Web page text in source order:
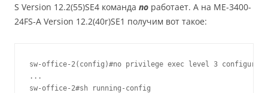
S Version 12.2(55)SE4 команда no работает. А на ME-3400-
24FS-A Version 12.2(40r)SE1 получим вот такое:
sw-office-2(config)#no privilege exec level 3 configure
...
sw-office-2#sh running-config